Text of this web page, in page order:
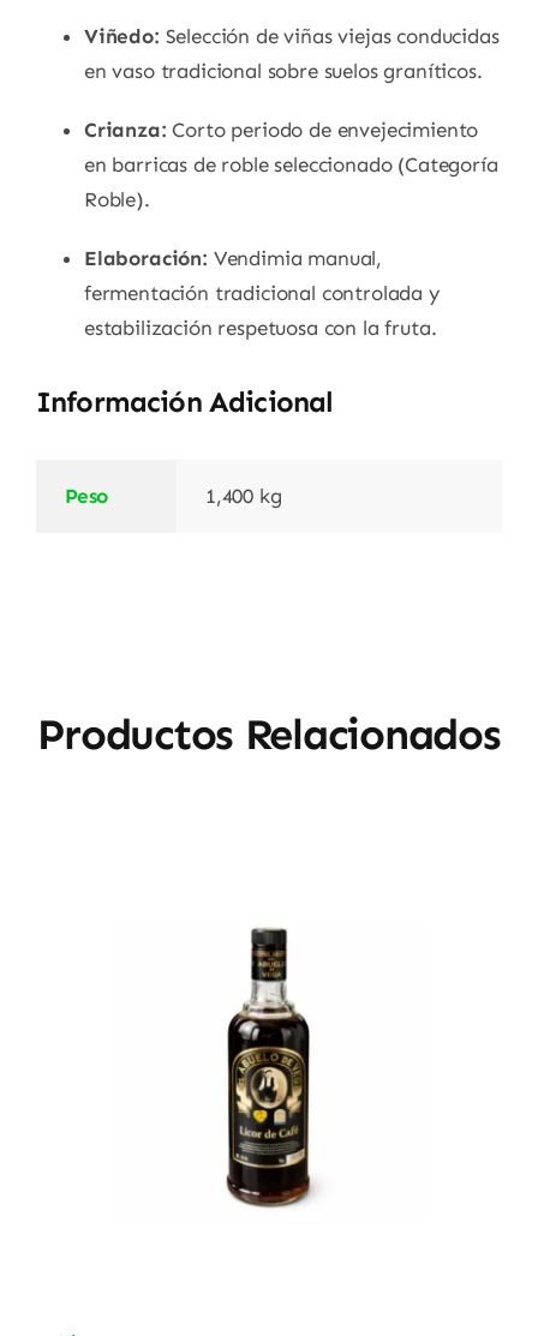
Viñedo: Selección de viñas viejas conducidas
en vaso tradicional sobre suelos graníticos.
Crianza: Corto periodo de envejecimiento
en barricas de roble seleccionado (Categoría
Roble).
Elaboración: Vendimia manual,
fermentación tradicional controlada y
estabilización respetuosa con la fruta.
Información Adicional
Peso 1,400 kg
Productos Relacionados